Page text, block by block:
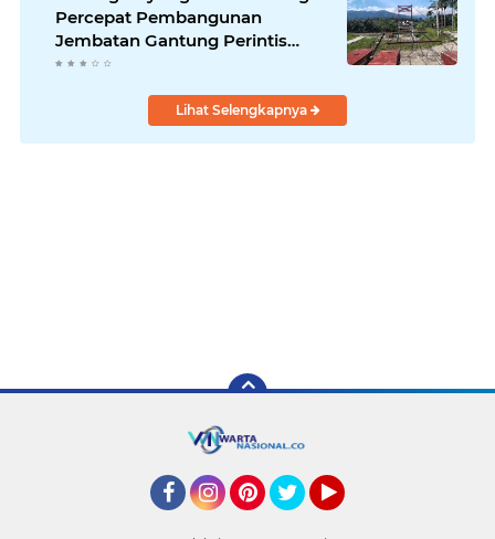
Percepat Pembangunan
Jembatan Gantung Perintis
Kuta Ujung Aceh Tenggara
Lihat Selengkapnya